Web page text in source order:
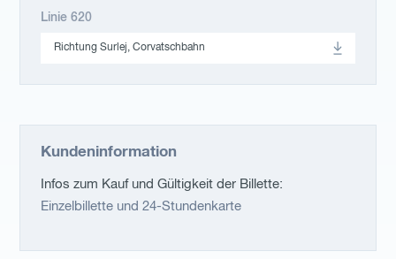
Linie 620
Richtung Surlej, Corvatschbahn
Kundeninformation
Infos zum Kauf und Gültigkeit der Billette:
Einzelbillette und 24-Stundenkarte